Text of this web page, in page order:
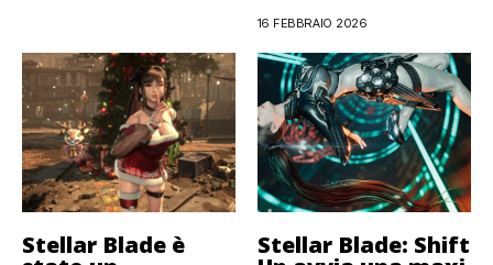
16 FEBBRAIO 2026
Stellar Blade è Stellar Blade: Shift